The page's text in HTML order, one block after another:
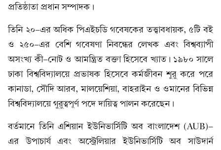
প্রতিষ্ঠাতা প্রধান সম্পাদক।
তিনি ২০-এর অধিক পিএইচডি গবেষকের তত্ত্বাবধায়ক, ৫টি বই
ও ২৫০-এর বেশি গবেষণা নিবন্ধের লেখক এবং বিশ্বব্যাপী
অসংখ্য কী-নোট ও আমন্ত্রিত বক্তা হিসেবে খ্যাত। ১৯৮০ সালে
ঢাকা বিশ্ববিদ্যালয়ে প্রভাষক হিসেবে কর্মজীবন শুরু করে পরে
কানাডা, সৌদি আরব, মালয়েশিয়া, বাহরাইন ও ওমানের বিভিন্ন
বিশ্ববিদ্যালয়ে গুরুত্বপূর্ণ পদে দায়িত্ব পালন করেছেন।
বর্তমানে তিনি এশিয়ান ইউনিভার্সিটি অব বাংলাদেশ (AUB)-
এর উপাচার্য এবং অস্ট্রেলিয়ার ইউনিভার্সিটি অব সাউদার্ন